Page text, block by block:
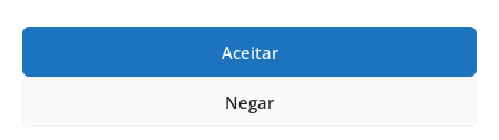
Aceitar
Negar
direitos reservados.